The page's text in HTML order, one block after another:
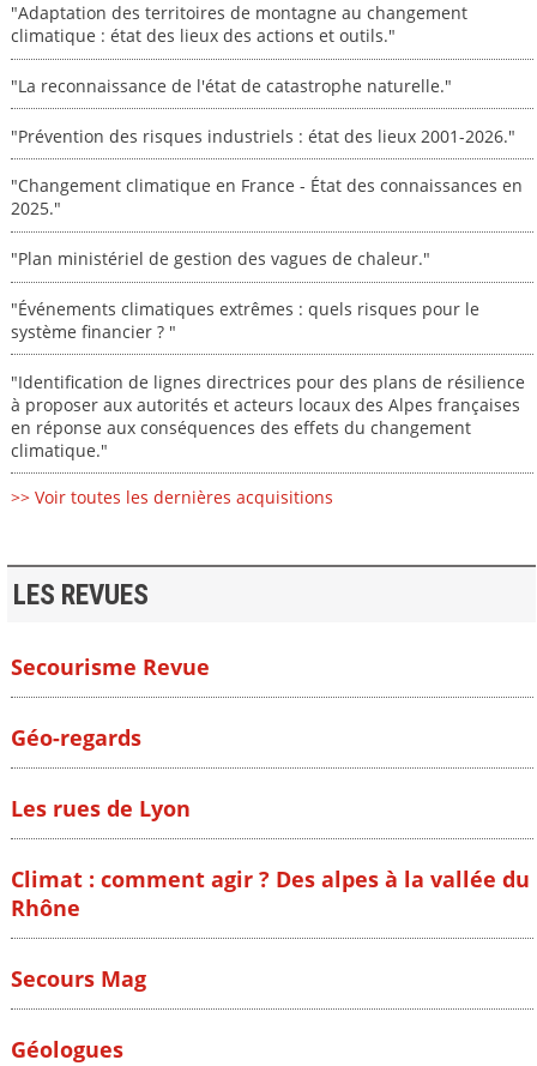
"Adaptation des territoires de montagne au changement
climatique : état des lieux des actions et outils."
"La reconnaissance de l'état de catastrophe naturelle."
"Prévention des risques industriels : état des lieux 2001-2026."
"Changement climatique en France - État des connaissances en
2025."
"Plan ministériel de gestion des vagues de chaleur."
"Événements climatiques extrêmes : quels risques pour le
système financier ? "
"Identification de lignes directrices pour des plans de résilience
à proposer aux autorités et acteurs locaux des Alpes françaises
en réponse aux conséquences des effets du changement
climatique."
>> Voir toutes les dernières acquisitions
LES REVUES
Secourisme Revue
Géo-regards
Les rues de Lyon
Climat : comment agir ? Des alpes à la vallée du
Rhône
Secours Mag
Géologues